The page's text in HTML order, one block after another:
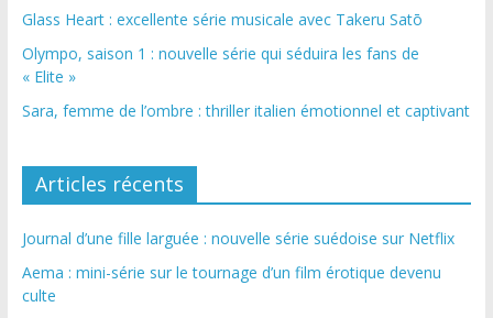
Glass Heart : excellente série musicale avec Takeru Satō
Olympo, saison 1 : nouvelle série qui séduira les fans de
« Elite »
Sara, femme de l’ombre : thriller italien émotionnel et captivant
Articles récents
Journal d’une fille larguée : nouvelle série suédoise sur Netflix
Aema : mini-série sur le tournage d’un film érotique devenu
culte